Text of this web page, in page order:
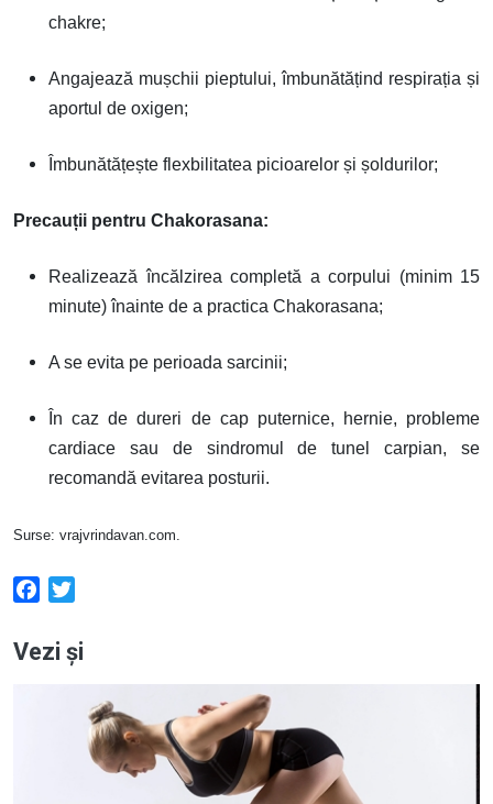
chakre;
Angajează mușchii pieptului, îmbunătățind respirația și
aportul de oxigen;
Îmbunătățește flexbilitatea picioarelor și șoldurilor;
Precauții pentru Chakorasana:
Realizează încălzirea completă a corpului (minim 15
minute) înainte de a practica Chakorasana;
A se evita pe perioada sarcinii;
În caz de dureri de cap puternice, hernie, probleme
cardiace sau de sindromul de tunel carpian, se
recomandă evitarea posturii.
Surse: vrajvrindavan.com.
Facebook
Vezi și